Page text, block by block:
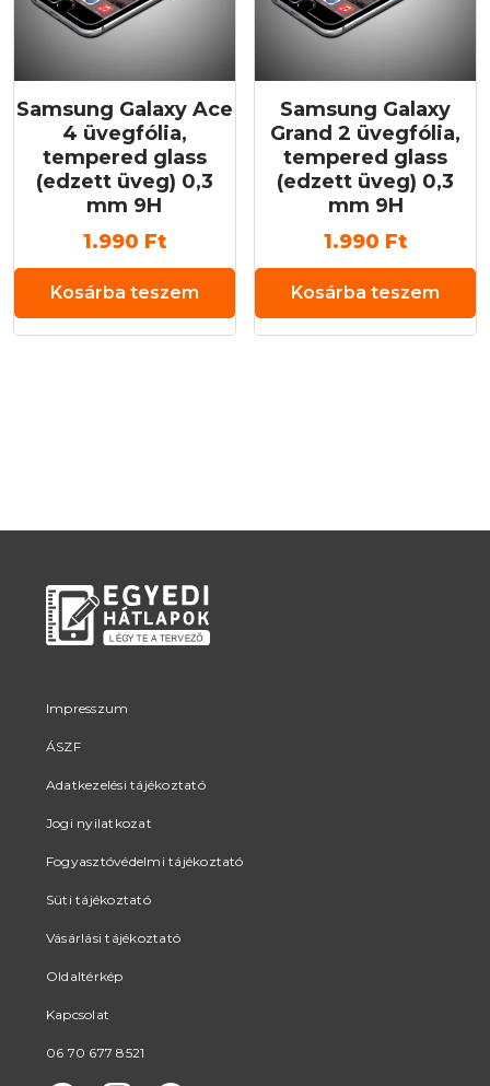
Samsung Galaxy Ace
4 üvegfólia,
tempered glass
(edzett üveg) 0,3
mm 9H
1.990 Ft
Kosárba teszem
Samsung Galaxy
Grand 2 üvegfólia,
tempered glass
(edzett üveg) 0,3
mm 9H
1.990 Ft
Kosárba teszem
Impresszum
ÁSZF
Adatkezelési tájékoztató
Jogi nyilatkozat
Fogyasztóvédelmi tájékoztató
Süti tájékoztató
Vásárlási tájékoztató
Oldaltérkép
Kapcsolat
06 70 677 8521